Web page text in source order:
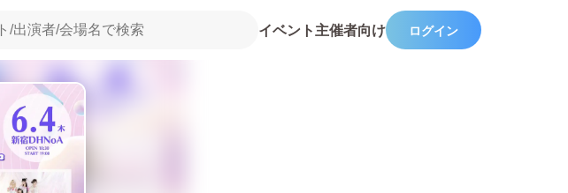
イベント主催者向け ログイン